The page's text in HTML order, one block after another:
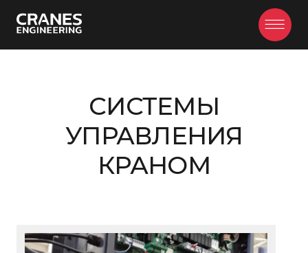
Главная/Продукция Системы управления краном
СИСТЕМЫ
УПРАВЛЕНИЯ
КРАНОМ